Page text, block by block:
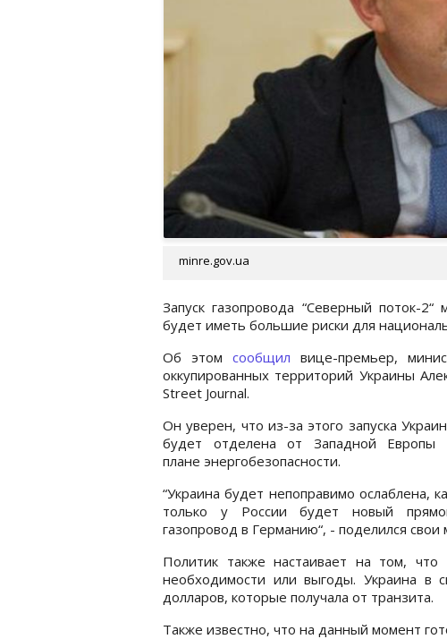
minre.gov.ua
Запуск газопровода “Северный поток-
будет иметь большие риски для
Об этом сообщил вице-премьер,
оккупированных территорий Украины
Street Journal.
Он уверен, что из-за этого запуска
будет отделена от Западной Европы
плане энергобезопасности.
“Украина будет непоправимо ослаблена,
только у России будет новый
газопровод в Германию“, - поделился
Политик также настаивает на том,
необходимости или выгоды. Украина в
долларов, которые получала от транзита.
Также известно, что на данный момент